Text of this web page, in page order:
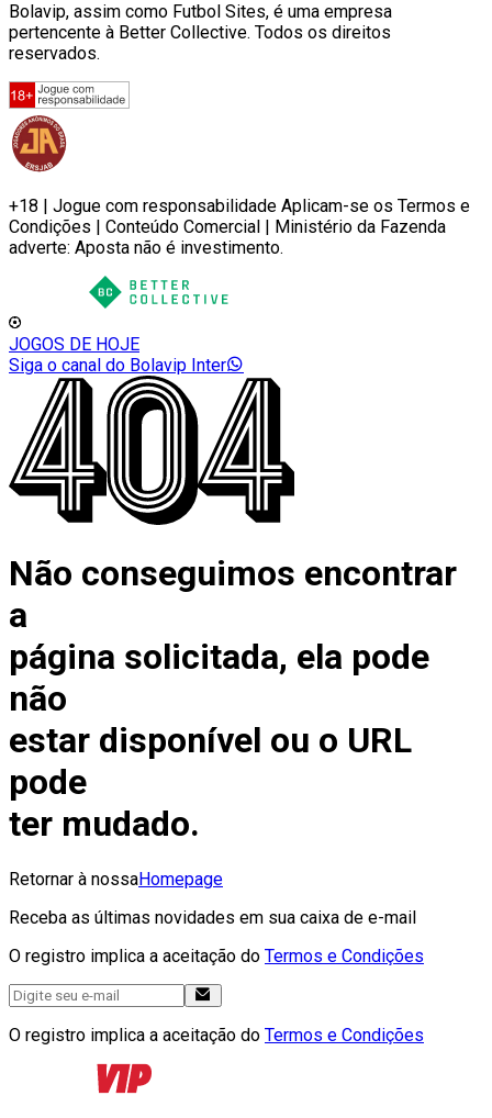
Bolavip, assim como Futbol Sites, é uma empresa
pertencente à Better Collective. Todos os direitos
reservados.
+18 | Jogue com responsabilidade Aplicam-se os Termos e
Condições | Conteúdo Comercial | Ministério da Fazenda
adverte: Aposta não é investimento.
JOGOS DE HOJE
Siga o canal do Bolavip Inter
Não conseguimos encontrar
a
página solicitada, ela pode
não
estar disponível ou o URL
pode
ter mudado.
Retornar à nossaHomepage
Receba as últimas novidades em sua caixa de e-mail
O registro implica a aceitação do Termos e Condições
O registro implica a aceitação do Termos e Condições